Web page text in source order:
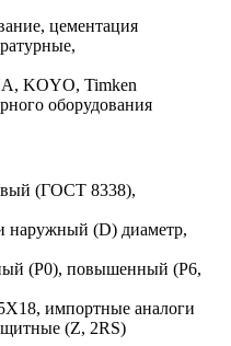
цементация
KOYO, Timken
оборудования
(ГОСТ 8338),
наружный (D) диаметр,
(P0), повышенный (P6,
импортные аналоги
(Z, 2RS)